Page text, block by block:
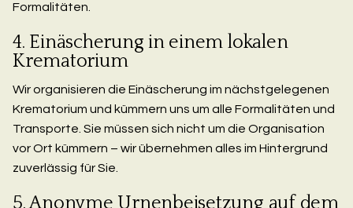
Formalitäten.
4. Einäscherung in einem lokalen
Krematorium
Wir organisieren die Einäscherung im nächstgelegenen
Krematorium und kümmern uns um alle Formalitäten und
Transporte. Sie müssen sich nicht um die Organisation
vor Ort kümmern – wir übernehmen alles im Hintergrund
zuverlässig für Sie.
5. Anonyme Urnenbeisetzung auf dem